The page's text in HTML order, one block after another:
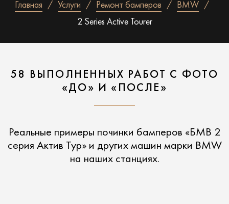
Главная Услуги Ремонт бамперов
BMW
2 Series Active Tourer
58 ВЫПОЛНЕННЫХ РАБОТ С ФОТО
«ДО» И «ПОСЛЕ»
Реальные примеры починки бамперов «БМВ 2
серия Актив Тур» и других машин марки BMW
на наших станциях.